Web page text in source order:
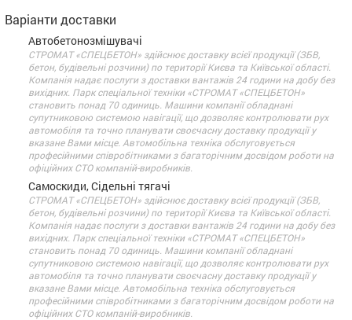
Варіанти доставки
Автобетонозмішувачі
СТРОМАТ «СПЕЦБЕТОН» здійснює доставку всієї продукції (ЗБВ,
бетон, будівельні розчини) по території Києва та Київської області.
Компанія надає послуги з доставки вантажів 24 години на добу без
вихідних. Парк спеціальної техніки «СТРОМАТ «СПЕЦБЕТОН»
становить понад 70 одиниць. Машини компанії обладнані
супутниковою системою навігації, що дозволяє контролювати рух
автомобіля та точно планувати своєчасну доставку продукції у
вказане Вами місце. Автомобільна техніка обслуговується
професійними співробітниками з багаторічним досвідом роботи на
офіційних СТО компаній-виробників.
Самоскиди, Сідельні тягачі
СТРОМАТ «СПЕЦБЕТОН» здійснює доставку всієї продукції (ЗБВ,
бетон, будівельні розчини) по території Києва та Київської області.
Компанія надає послуги з доставки вантажів 24 години на добу без
вихідних. Парк спеціальної техніки «СТРОМАТ «СПЕЦБЕТОН»
становить понад 70 одиниць. Машини компанії обладнані
супутниковою системою навігації, що дозволяє контролювати рух
автомобіля та точно планувати своєчасну доставку продукції у
вказане Вами місце. Автомобільна техніка обслуговується
професійними співробітниками з багаторічним досвідом роботи на
офіційних СТО компаній-виробників.